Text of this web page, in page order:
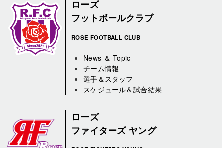
ローズ
フットボールクラブ
ROSE FOOTBALL CLUB
News ＆ Topic
チーム情報
選手＆スタッフ
スケジュール＆試合結果
ローズ
ファイターズ ヤング